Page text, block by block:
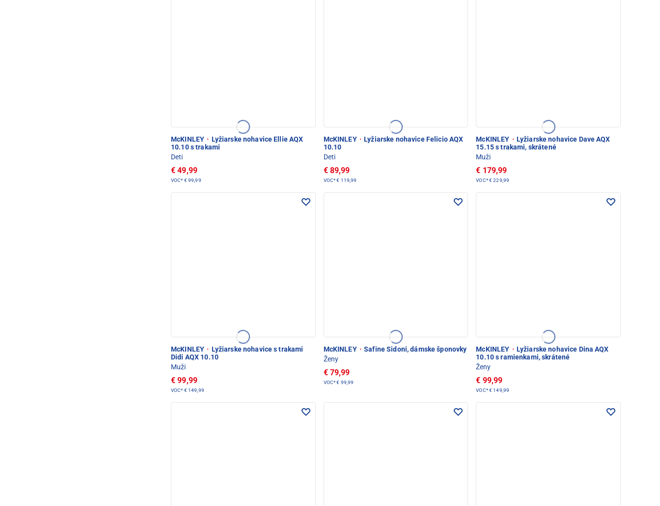
McKINLEY · Lyžiarske nohavice Ellie AQX
10.10 s trakami
Deti
€ 49,99
VOC* € 99,99
McKINLEY · Lyžiarske nohavice Felicio AQX
10.10
Deti
€ 89,99
VOC*€ 119,99
McKINLEY · Lyžiarske nohavice Dave AQX
15.15 s trakami, skrátené
Muži
€ 179,99
VOC*€ 229,99
McKINLEY · Lyžiarske nohavice s trakami
Didi AQX 10.10
Muži
€ 99,99
VOC* € 149,99
McKINLEY · Safine Sidoni, dámske šponovky
Ženy
€ 79,99
VOC*€ 99,99
McKINLEY · Lyžiarske nohavice Dina AQX
10.10 s ramienkami, skrátené
Ženy
€ 99,99
VOC*€ 149,99